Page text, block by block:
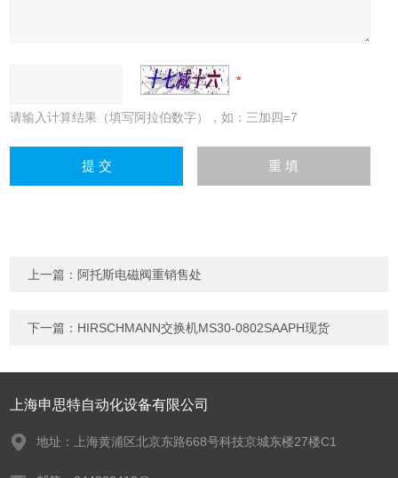
请输入计算结果（填写阿拉伯数字），如：三加四=7
上一篇： 阿托斯电磁阀重销售处
下一篇： HIRSCHMANN交换机MS30-0802SAAPH现货
上海申思特自动化设备有限公司
地址：上海黄浦区北京东路668号科技京城东楼27楼C1